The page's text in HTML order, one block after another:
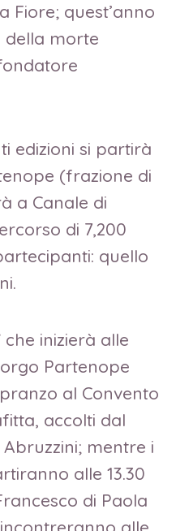
Fiore; quest’anno
della morte
edizioni si partirà
(frazione di
a Canale di
di 7,200
quello
inizierà alle
Partenope
al Convento
accolti dal
mentre i
alle 13.30
di Paola
alle